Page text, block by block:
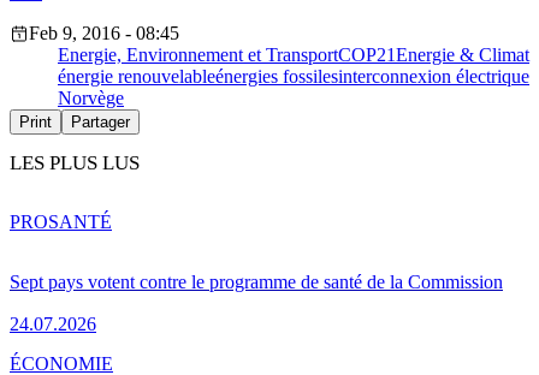
Feb 9, 2016 - 08:45
Energie, Environnement et TransportCOP21Energie & Climat
énergie renouvelableénergies fossilesinterconnexion électrique
Norvège
Print Partager
LES PLUS LUS
Sept pays votent contre le programme de santé de la Commission
24.07.2026
PROSANTÉ
ÉCONOMIE